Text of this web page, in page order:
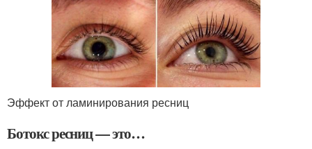
Эффект от ламинирования ресниц
Ботокс ресниц — это…